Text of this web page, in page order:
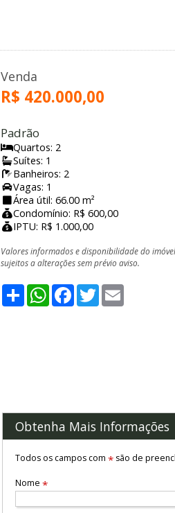
Venda
R$ 420.000,00
Padrão
Quartos: 2
Suítes: 1
Banheiros: 2
Vagas: 1
Área útil: 66.00 m²
Condomínio: R$ 600,00
IPTU: R$ 1.000,00
Valores informados e disponibilidade do imóvel
sujeitos a alterações sem prévio aviso.
ShareWhatsApp
Facebook
Twitter
Obtenha Mais Informações
Todos os campos com *são de
Nome *